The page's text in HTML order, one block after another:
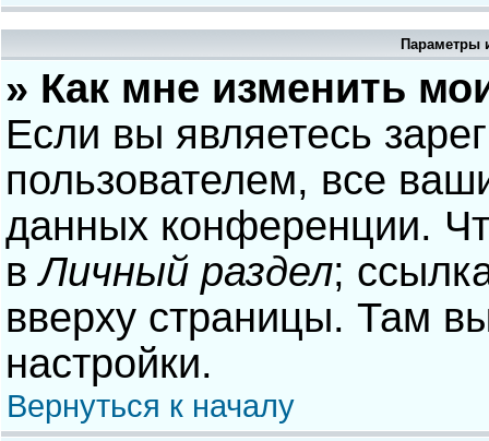
Параметры
» Как мне изменить
Если вы являетесь
пользователем, все
данных конференции.
вЛичный раздел;
вверху страницы. Там
настройки.
Вернуться к началу